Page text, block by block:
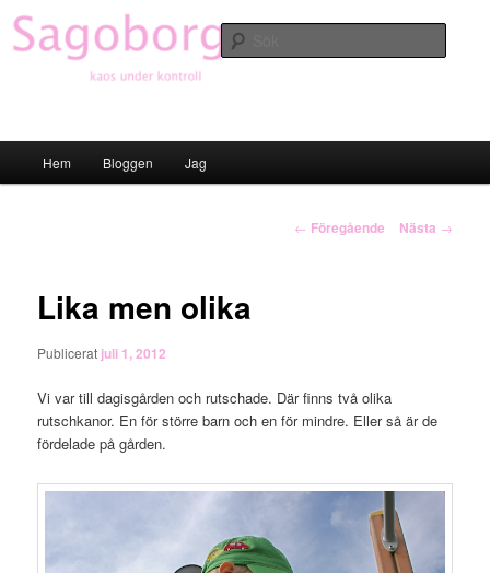
Hoppa
till
primärt
Hem Bloggen Jag
Inläggsnavigering
← Föregående Nästa →
Lika men olika
Publicerat juli 1, 2012
Vi var till dagisgården och rutschade. Där finns två olika
rutschkanor. En för större barn och en för mindre. Eller så är de
fördelade på gården.